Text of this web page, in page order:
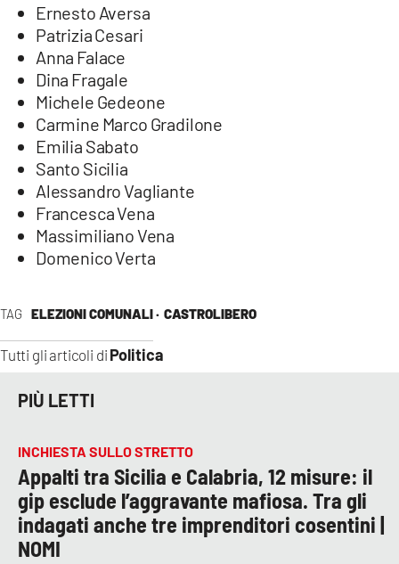
TAG ELEZIONI COMUNALI · CASTROLIBERO
Tutti gli articoli di Politica
Ernesto Aversa
Patrizia Cesari
Anna Falace
Dina Fragale
Michele Gedeone
Carmine Marco Gradilone
Emilia Sabato
Santo Sicilia
Alessandro Vagliante
Francesca Vena
Massimiliano Vena
Domenico Verta
PIÙ LETTI
INCHIESTA SULLO STRETTO
Appalti tra Sicilia e Calabria, 12 misure: il
gip esclude l’aggravante mafiosa. Tra gli
indagati anche tre imprenditori cosentini |
NOMI